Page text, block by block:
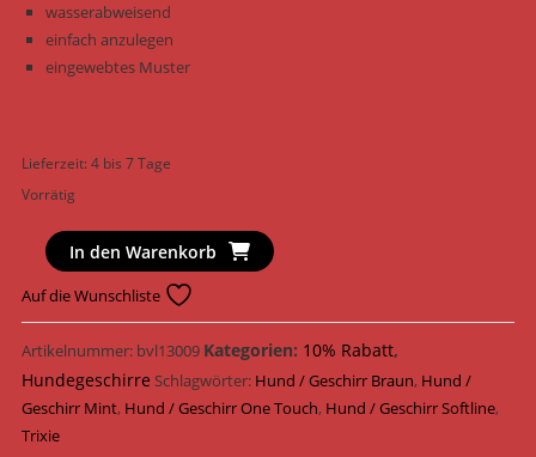
wasserabweisend
einfach anzulegen
eingewebtes Muster
Lieferzeit:4 bis 7 Tage
Vorrätig
Trixie
Hundegeschirr
Softline
Elegance
One
Touch
Geschirr
Nylon
In den Warenkorb
Auf die Wunschliste
Artikelnummer: bvl13009 Kategorien: 10% Rabatt,
Hundegeschirre Schlagwörter: Hund / Geschirr Braun, Hund /
Geschirr Mint, Hund / Geschirr One Touch, Hund / Geschirr Softline,
Trixie